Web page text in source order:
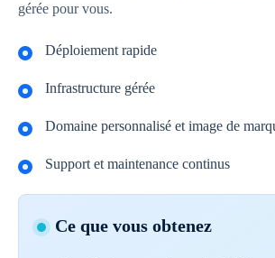
gérée pour vous.
Déploiement rapide
Infrastructure gérée
Domaine personnalisé et image de
Support et maintenance continus
Ce que vous obtenez